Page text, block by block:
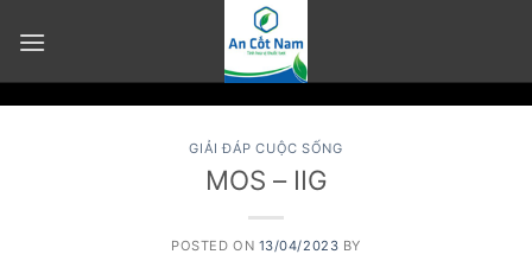
GIẢI ĐÁP CUỘC SỐNG
MOS – IIG
POSTED ON 13/04/2023 BY